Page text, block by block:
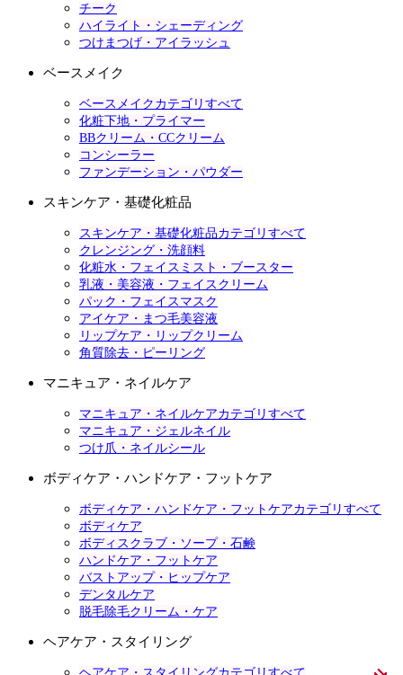
チーク
ハイライト・シェーディング
つけまつげ・アイラッシュ
ベースメイク
ベースメイクカテゴリすべて
化粧下地・プライマー
BBクリーム・CCクリーム
コンシーラー
ファンデーション・パウダー
スキンケア・基礎化粧品
スキンケア・基礎化粧品カテゴリすべて
クレンジング・洗顔料
化粧水・フェイスミスト・ブースター
乳液・美容液・フェイスクリーム
パック・フェイスマスク
アイケア・まつ毛美容液
リップケア・リップクリーム
角質除去・ピーリング
マニキュア・ネイルケア
マニキュア・ネイルケアカテゴリすべて
マニキュア・ジェルネイル
つけ爪・ネイルシール
ボディケア・ハンドケア・フットケア
ボディケア・ハンドケア・フットケアカテゴリすべて
ボディケア
ボディスクラブ・ソープ・石鹸
ハンドケア・フットケア
バストアップ・ヒップケア
デンタルケア
脱毛除毛クリーム・ケア
ヘアケア・スタイリング